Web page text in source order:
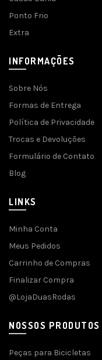
Ponto Frio
Extra
INFORMAÇÕES
Sobre Nós
Formas de Entrega
Política de Privacidade
Trocas e Devoluções
Formulário de Contato
Blog
LINKS
Minha Conta
Meus Pedidos
Carrinho de Compras
Finalizar Compra
@LojaDuasRodas
NOSSOS PRODUTOS
Peças para Bicicletas